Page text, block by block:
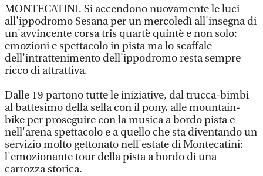
MONTECATINI. Si accendono nuovamente le luci
all'ippodromo Sesana per un mercoledì all'insegna di
un'avvincente corsa tris quartè quintè e non solo:
emozioni e spettacolo in pista ma lo scaffale
dell'intrattenimento dell'ippodromo resta sempre
ricco di attrattiva.
Dalle 19 partono tutte le iniziative, dal trucca-bimbi
al battesimo della sella con il pony, alle mountain-
bike per proseguire con la musica a bordo pista e
nell'arena spettacolo e a quello che sta diventando un
servizio molto gettonato nell'estate di Montecatini:
l'emozionante tour della pista a bordo di una
carrozza storica.